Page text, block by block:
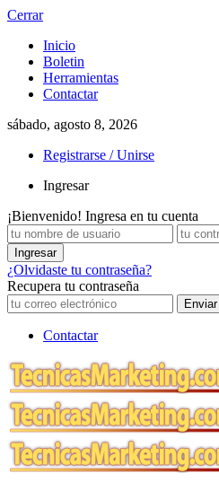
Cerrar
Inicio
Boletin
Herramientas
Contactar
sábado, agosto 8, 2026
Registrarse / Unirse
Ingresar
¡Bienvenido! Ingresa en tu cuenta
¿Olvidaste tu contraseña?
Recupera tu contraseña
Contactar